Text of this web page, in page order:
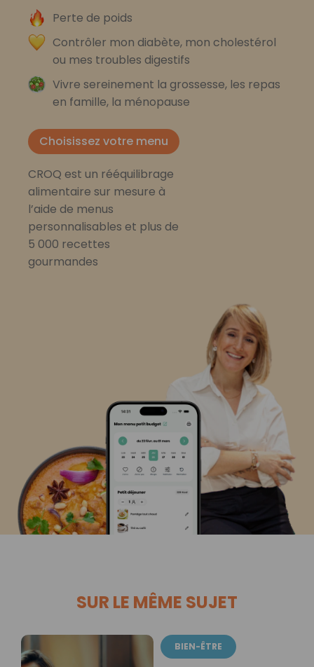
Perte de poids
Contrôler mon diabète, mon cholestérol
ou mes troubles digestifs
Vivre sereinement la grossesse, les repas
en famille, la ménopause
Choisissez votre menu
CROQ est un rééquilibrage
alimentaire sur mesure à
l’aide de menus
personnalisables et plus de
5 000 recettes
gourmandes
SUR LE MÊME SUJET
BIEN-ÊTRE